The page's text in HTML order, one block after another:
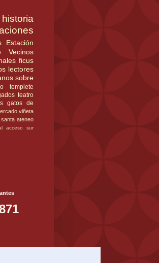
historia
Estación
Vecinos
ficus
lectores
sobre
templete
teatro
gatos de
viñeta
ateneo
acceso sur